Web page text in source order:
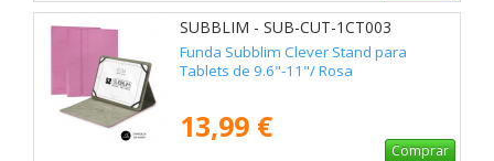
SUBBLIM - SUB-CUT-1CT003
Funda Subblim Clever Stand para
Tablets de 9.6"-11"/ Rosa
13,99 €
Comprar